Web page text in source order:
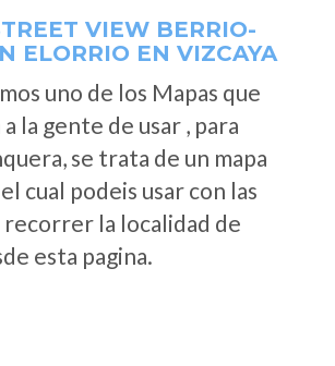
VIEW BERRIO-
ELORRIO EN VIZCAYA
uno de los Mapas que
la gente de usar , para
se trata de un mapa
cual podeis usar con las
recorrer la localidad de
esta pagina.